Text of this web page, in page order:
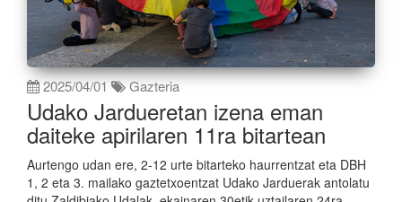
2025/04/01 Gazteria
Udako Jardueretan izena eman
daiteke apirilaren 11ra bitartean
Aurtengo udan ere, 2-12 urte bitarteko haurrentzat eta DBH
1, 2 eta 3. mailako gaztetxoentzat Udako Jarduerak antolatu